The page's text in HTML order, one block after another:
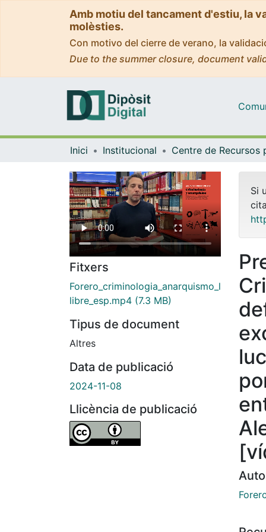
Amb motiu del tancament d'estiu, la
molèsties.
Con motivo del cierre de verano, la
Due to the summer closure, document
Inici Institucional
Fitxers
Forero_criminologia_anarquismo_l
libre_esp.mp4 (7.3 MB)
Tipus de document
Altres
Data de publicació
2024-11-08
Llicència de publicació
Si